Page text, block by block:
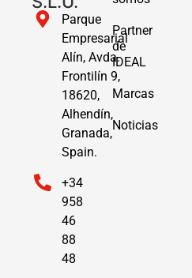
Parque
Empresarial
Alín, Avda.
Frontilín 9,
18620,
Alhendín,
Granada,
Spain.
+34
958
46
88
48
Partner
de
IDEAL
Marcas
Noticias